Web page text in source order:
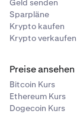
Geld senden
Sparpläne
Krypto kaufen
Krypto verkaufen
Preise ansehen
Bitcoin Kurs
Ethereum Kurs
Dogecoin Kurs